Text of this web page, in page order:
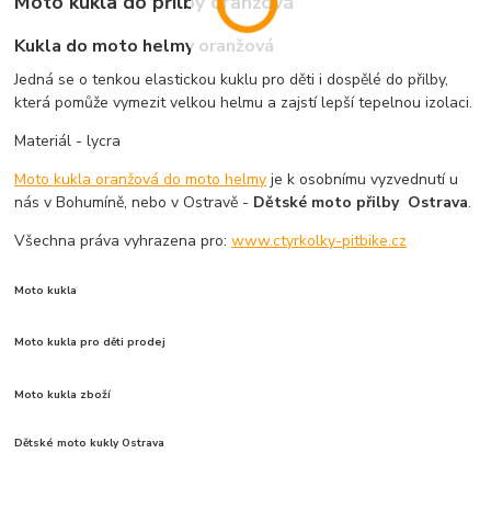
Kukla do moto helmy oranžová
Jedná se o tenkou elastickou kuklu pro děti i dospělé do přilby,
která pomůže vymezit velkou helmu a zajstí lepší tepelnou izolaci.
Materiál - lycra
Moto kukla oranžová do moto helmy je k osobnímu vyzvednutí u
nás v Bohumíně, nebo v Ostravě - Dětské moto přilby Ostrava.
Všechna práva vyhrazena pro:www.ctyrkolky-pitbike.cz
Moto kukla
Moto kukla pro děti prodej
Moto kukla zboží
Dětské moto kukly Ostrava